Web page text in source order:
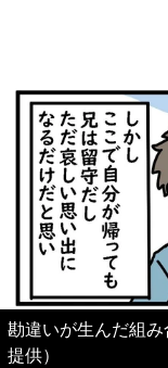
勘違いが生んだ組
提供）